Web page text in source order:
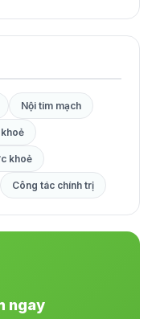
Nội tim mạch
khoẻ
Công tác chính trị
ngay